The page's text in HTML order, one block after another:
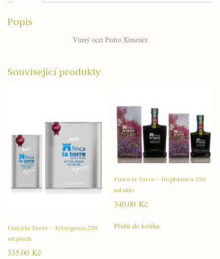
Popis
Vinný ocet Pedro Ximenéz
Související produkty
Finca la Torre – Arbequina 250
ml plech
335.00 Kč
Finca la Torre – Hojiblanca 250
ml sklo
340.00Kč
Přidat do košíku